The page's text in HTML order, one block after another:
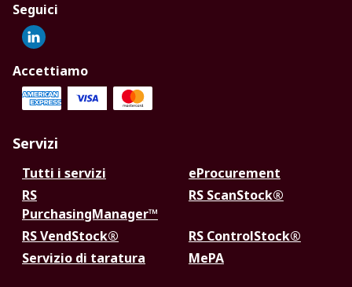
Seguici
Accettiamo
Servizi
Tutti i servizi
eProcurement
RS
PurchasingManager™
RS ScanStock®
RS VendStock®
RS ControlStock®
Servizio di taratura
MePA